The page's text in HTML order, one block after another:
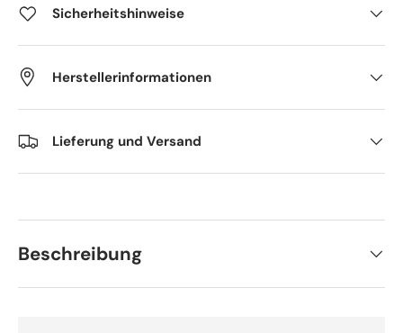
Sicherheitshinweise
Herstellerinformationen
Lieferung und Versand
Beschreibung